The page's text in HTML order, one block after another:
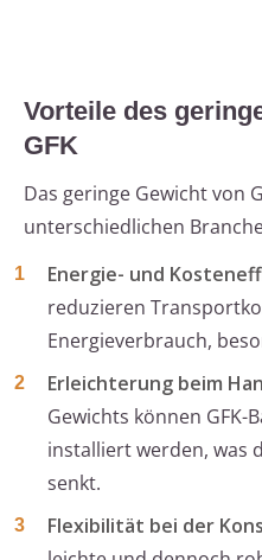
Vorteile des
GFK
Das geringe Gewicht von
unterschiedlichen
Energie- und
reduzieren
Energieverbrauch,
Erleichterung beim
Gewichts können GFK-
installiert werden, was
senkt.
Flexibilität bei der